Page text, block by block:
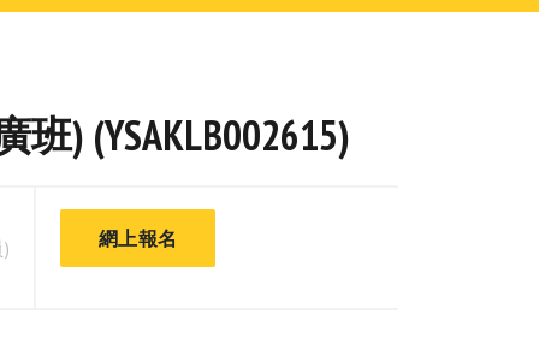
) (YSAKLB002615)
網上報名